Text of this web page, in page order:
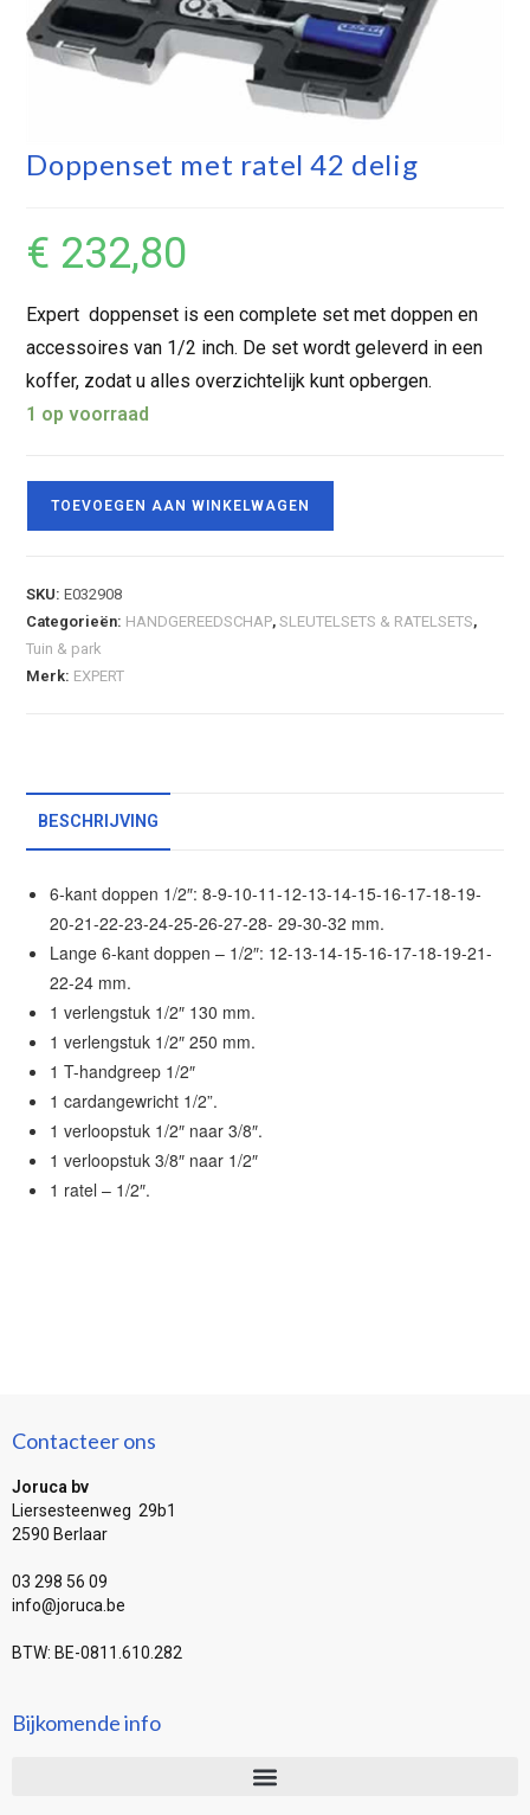
Doppenset met ratel 42 delig
€ 232,80
Expert doppenset is een complete set met doppen en
accessoires van 1/2 inch. De set wordt geleverd in een
koffer, zodat u alles overzichtelijk kunt opbergen.
1 op voorraad
TOEVOEGEN AAN WINKELWAGEN
SKU:E032908
Categorieën: HANDGEREEDSCHAP,SLEUTELSETS & RATELSETS,
Tuin & park
Merk: EXPERT
BESCHRIJVING
6-kant doppen 1/2″: 8-9-10-11-12-13-14-15-16-17-18-19-
20-21-22-23-24-25-26-27-28- 29-30-32 mm.
Lange 6-kant doppen – 1/2″: 12-13-14-15-16-17-18-19-21-
22-24 mm.
1 verlengstuk 1/2″ 130 mm.
1 verlengstuk 1/2″ 250 mm.
1 T-handgreep 1/2″
1 cardangewricht 1/2”.
1 verloopstuk 1/2″ naar 3/8″.
1 verloopstuk 3/8″ naar 1/2″
1 ratel – 1/2″.
Contacteer ons
Joruca bv
Liersesteenweg 29b1
2590 Berlaar
03 298 56 09
info@joruca.be
BTW: BE-0811.610.282
Bijkomende info